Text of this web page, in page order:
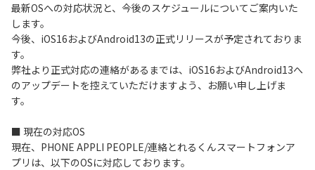
最新OSへの対応状況と、今後のスケジュールについてご案内いた
します。
今後、iOS16およびAndroid13の正式リリースが予定されておりま
す。
弊社より正式対応の連絡があるまでは、iOS16およびAndroid13へ
のアップデートを控えていただけますよう、お願い申し上げま
す。
■ 現在の対応OS
現在、PHONE APPLI PEOPLE/連絡とれるくんスマートフォンア
プリは、以下のOSに対応しております。